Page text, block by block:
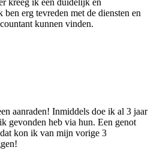
kreeg ik een duidelijk en
erg tevreden met de diensten en
kunnen vinden.
aanraden! Inmiddels doe ik al 3 jaar
gevonden heb via hun. Een genot
kon ik van mijn vorige 3